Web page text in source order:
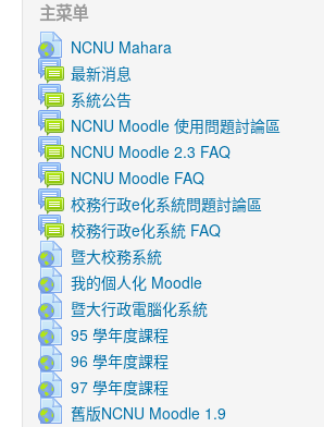
主菜单
NCNU Mahara
最新消息
系統公告
NCNU Moodle 使用問題討論區
NCNU Moodle 2.3 FAQ
NCNU Moodle FAQ
校務行政e化系統問題討論區
校務行政e化系統 FAQ
暨大校務系統
我的個人化 Moodle
暨大行政電腦化系統
95 學年度課程
96 學年度課程
97 學年度課程
舊版NCNU Moodle 1.9